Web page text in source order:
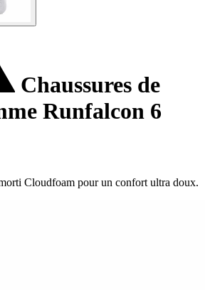
Chaussures de
Runfalcon 6
Cloudfoam pour un confort ultra doux.